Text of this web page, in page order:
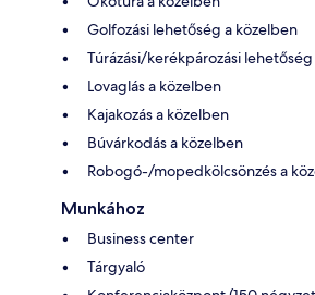
Golfozási lehetőség a közelben
Túrázási/kerékpározási
Lovaglás a közelben
Kajakozás a közelben
Búvárkodás a közelben
Robogó-/mopedkölcsönzés a
Munkához
Business center
Tárgyaló